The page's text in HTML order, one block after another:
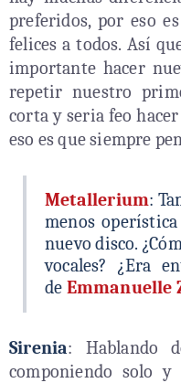
preferidos, por eso
felices a todos. Así
importante hacer
repetir nuestro
corta y seria feo
eso es que siempre
Metallerium:
menos
nuevo disco.
vocales? ¿Era
de Emmanuelle
Sirenia: Hablando
componiendo solo y